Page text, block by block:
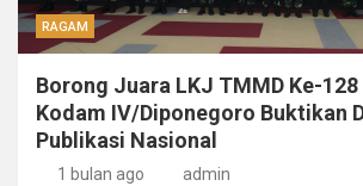
RAGAM
Borong Juara LKJ TMMD Ke-
Kodam IV/Diponegoro Buktikan
Publikasi Nasional
1 bulan ago admin